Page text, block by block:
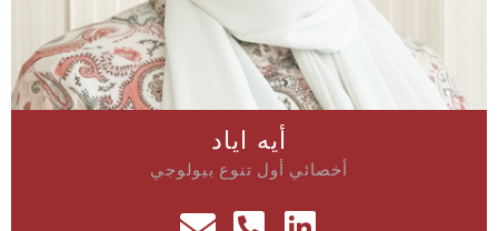
أيه اياد
أخصائي أول تنوع بيولوجي